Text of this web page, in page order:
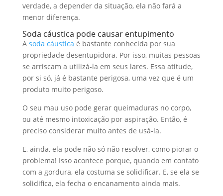
verdade, a depender da situação, ela não fará a
menor diferença.
Soda cáustica pode causar entupimento
A soda cáustica é bastante conhecida por sua
propriedade desentupidora. Por isso, muitas pessoas
se arriscam a utilizá-la em seus lares. Essa atitude,
por si só, já é bastante perigosa, uma vez que é um
produto muito perigoso.
O seu mau uso pode gerar queimaduras no corpo,
ou até mesmo intoxicação por aspiração. Então, é
preciso considerar muito antes de usá-la.
E, ainda, ela pode não só não resolver, como piorar o
problema! Isso acontece porque, quando em contato
com a gordura, ela costuma se solidificar. E, se ela se
solidifica, ela fecha o encanamento ainda mais.